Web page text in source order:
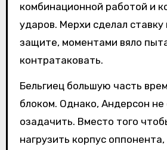
комбинационной работой и
ударов. Мерхи сделал ставку
защите, моментами вяло
контратаковать.
Бельгиец большую часть
блоком. Однако, Андерсон не
озадачить. Вместо того
нагрузить корпус